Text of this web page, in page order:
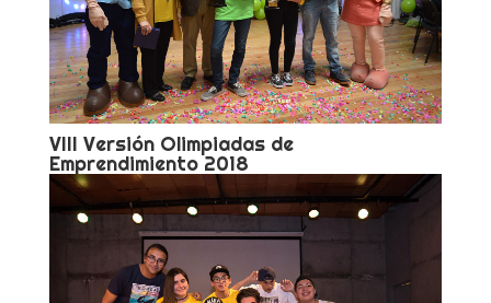
VIII Versión Olimpiadas de
Emprendimiento 2018